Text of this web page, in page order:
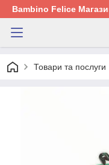
Bambino Felice
Товари та послуги